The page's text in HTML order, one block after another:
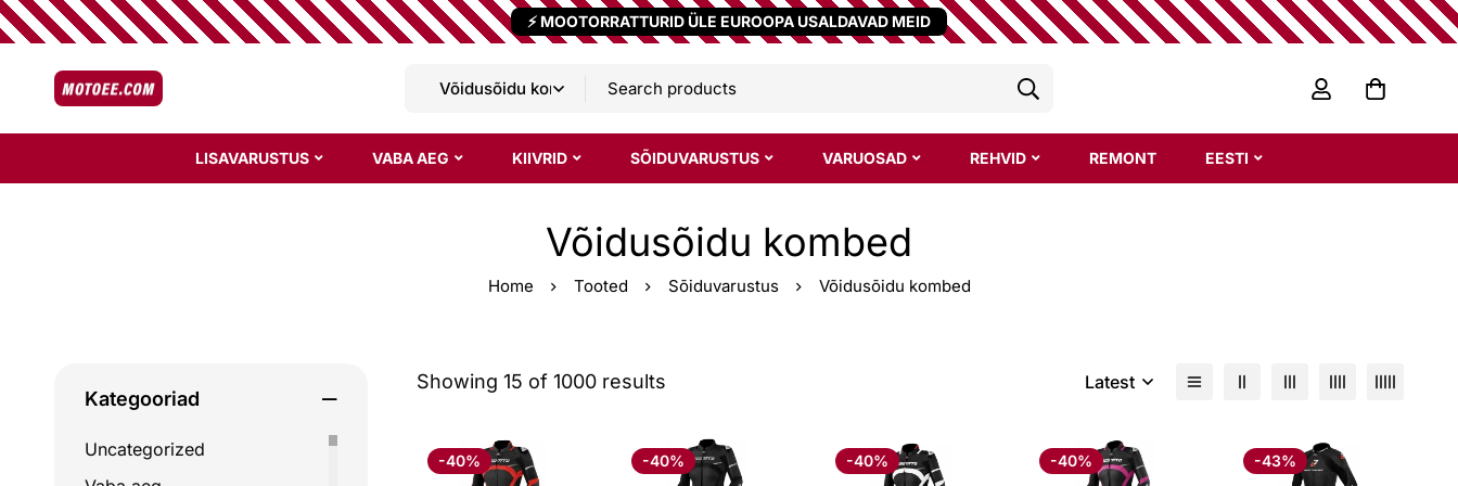
⚡ MOOTORRATTURID ÜLE EUROOPA USALDAVAD MEID
LISAVARUSTUS VABA AEG KIIVRID SÕIDUVARUSTUS VARUOSAD REHVID REMONT EESTI
Võidusõidu kombed
Home Tooted Sõiduvarustus Võidusõidu kombed
Kategooriad
Uncategorized
Showing 15 of 1000 results Latest
-40% -40% -40% -40% -43%